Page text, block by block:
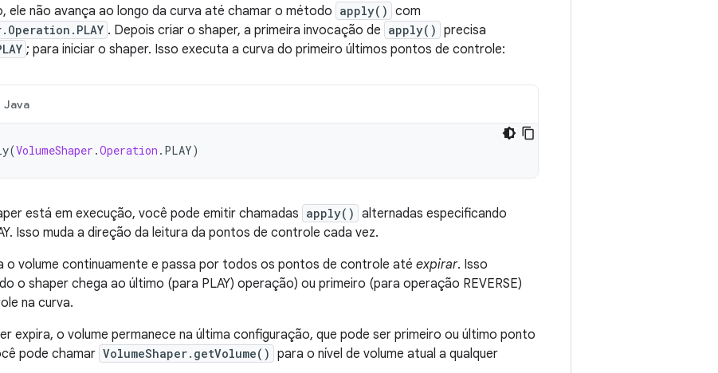
ele não avança ao longo da curva até chamar o método apply() com
. Depois criar o shaper, a primeira invocação de apply() precisa
; para iniciar o shaper. Isso executa a curva do primeiro últimos pontos de controle:
Java
(VolumeShaper .Operation . PLAY)
está em execução, você pode emitir chamadas apply() alternadas especificando
Isso muda a direção da leitura da pontos de controle cada vez.
o volume continuamente e passa por todos os pontos de controle até expirar. Isso
o shaper chega ao último (para PLAY) operação) ou primeiro (para operação REVERSE)
na curva.
expira, o volume permanece na última configuração, que pode ser primeiro ou último ponto
pode chamar VolumeShaper.getVolume() para o nível de volume atual a qualquer